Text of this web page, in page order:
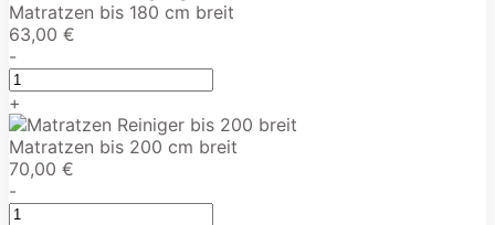
Matratzen bis 180 cm breit
63,00 €
-
+
Matratzen bis 200 cm breit
70,00 €
-